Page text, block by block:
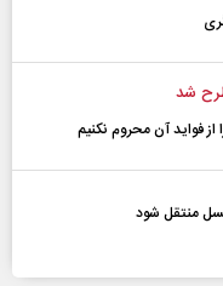
شد
از فواید آن محروم نکنیم
منتقل شود